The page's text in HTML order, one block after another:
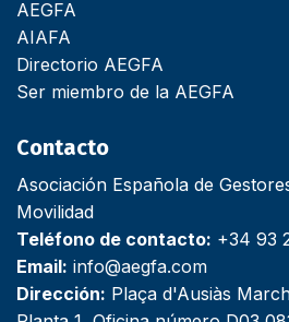
AEGFA
AIAFA
Directorio AEGFA
Ser miembro de la AEGFA
Contacto
Asociación Española de
Movilidad
Teléfono de contacto: +34 93
Email: info@aegfa.com
Dirección: Plaça d'Ausiàs